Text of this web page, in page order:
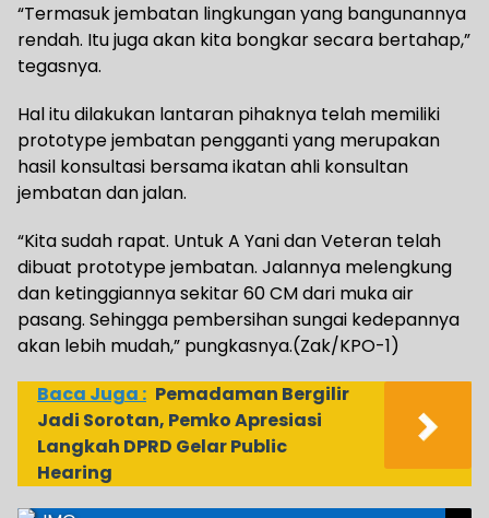
“Termasuk jembatan lingkungan yang bangunannya
rendah. Itu juga akan kita bongkar secara bertahap,”
tegasnya.
Hal itu dilakukan lantaran pihaknya telah memiliki
prototype jembatan pengganti yang merupakan
hasil konsultasi bersama ikatan ahli konsultan
jembatan dan jalan.
“Kita sudah rapat. Untuk A Yani dan Veteran telah
dibuat prototype jembatan. Jalannya melengkung
dan ketinggiannya sekitar 60 CM dari muka air
pasang. Sehingga pembersihan sungai kedepannya
akan lebih mudah,” pungkasnya.(Zak/KPO-1)
Baca Juga : Pemadaman Bergilir
Jadi Sorotan, Pemko Apresiasi
Langkah DPRD Gelar Public
Hearing